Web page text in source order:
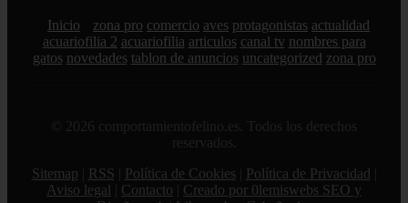
Inicio zona pro comercio aves protagonistas actualidad
acuariofilia 2 acuariofilia articulos canal tv nombres para
gatos novedades tablon de anuncios uncategorized zona pro
© 2026 comportamientofelino.es. Todos los derechos
reservados.
Sitemap
RSS Política de Cookies Política de Privacidad
Aviso legal
Contacto
Creado por 0lemiswebs SEO y